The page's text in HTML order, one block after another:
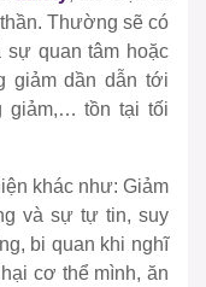
Thường sẽ có
sự quan tâm hoặc
giảm dần dẫn tới
giảm,… tồn tại tối
khác như: Giảm
và sự tự tin, suy
bi quan khi nghĩ
cơ thể mình, ăn